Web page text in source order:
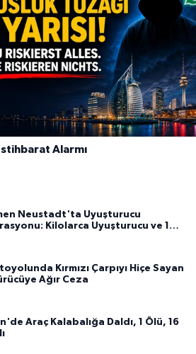
Alarmı
Neustadt'ta Uyuşturucu
Kilolarca Uyuşturucu ve 100
Kırmızı Çarpıyı Hiçe Sayan
Ağır Ceza
Araç Kalabalığa Daldı, 1 Ölü, 16